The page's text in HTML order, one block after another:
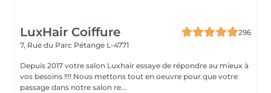
LuxHair Coiffure
296
7, Rue du Parc Pétange L-4771
Depuis 2017 votre salon Luxhair essaye de répondre au mieux à
vos besoins !!!! Nous mettons tout en oeuvre pour que votre
passage dans notre salon re...